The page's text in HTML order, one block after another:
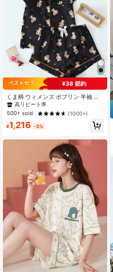
¥38 節約
くま柄 ウィメンズ ポプリン 半袖 シ
ョーツ パジャマセット
高リピート率
500+ sold
(1000+)
¥1,216 -3%